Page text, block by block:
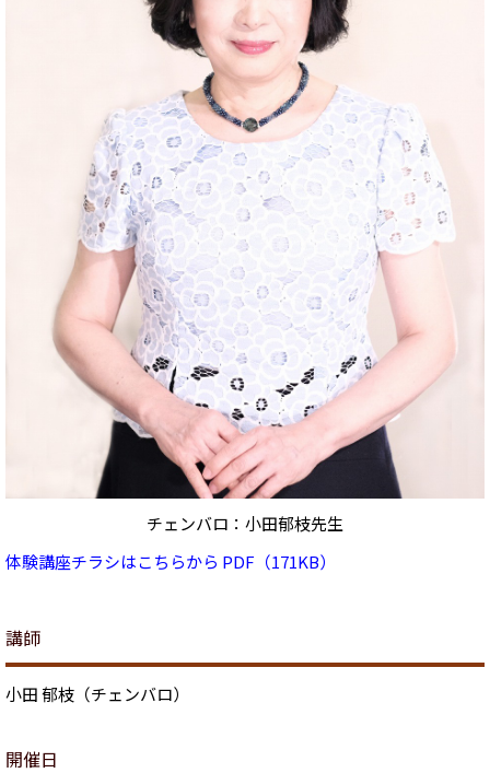
チェンバロ：小田郁枝先生
体験講座チラシはこちらから PDF（171KB）
講師
小田 郁枝（チェンバロ）
開催日